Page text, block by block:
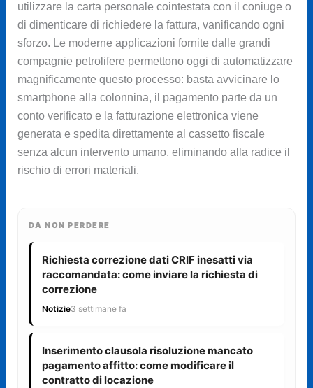
utilizzare la carta personale cointestata con il coniuge o
di dimenticare di richiedere la fattura, vanificando ogni
sforzo. Le moderne applicazioni fornite dalle grandi
compagnie petrolifere permettono oggi di automatizzare
magnificamente questo processo: basta avvicinare lo
smartphone alla colonnina, il pagamento parte da un
conto verificato e la fatturazione elettronica viene
generata e spedita direttamente al cassetto fiscale
senza alcun intervento umano, eliminando alla radice il
rischio di errori materiali.
DA NON PERDERE
Richiesta correzione dati CRIF inesatti via
raccomandata: come inviare la richiesta di
correzione
Notizie3 settimane fa
Inserimento clausola risoluzione mancato
pagamento affitto: come modificare il
contratto di locazione